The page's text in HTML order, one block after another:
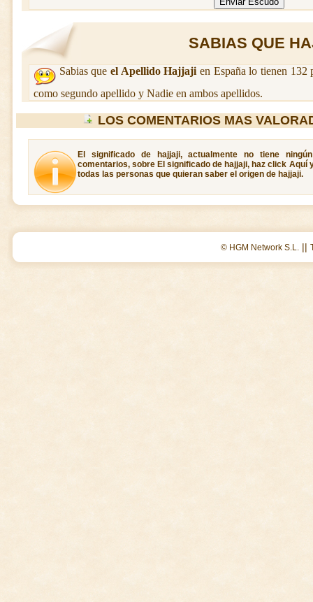
SABIAS QUE
Sabias que el Apellido Hajjaji en España lo tienen 132
como segundo apellido y Nadie en ambos apellidos.
LOS COMENTARIOS MAS
El significado de hajjaji, actualmente no tiene
comentarios, sobre El significado de hajjaji, haz click Aquí
todas las personas que quieran saber el origen de hajjaji.
© HGM Network S.L. ||